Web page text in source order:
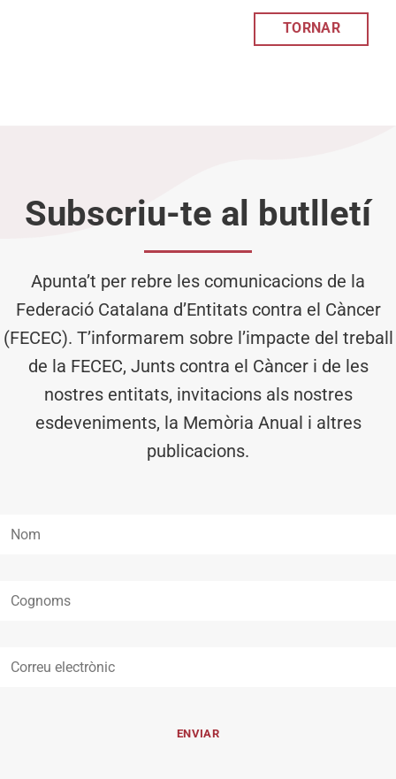
TORNAR
Subscriu-te al butlletí
Apunta’t per rebre les comunicacions de la
Federació Catalana d’Entitats contra el Càncer
(FECEC). T’informarem sobre l’impacte del treball
de la FECEC, Junts contra el Càncer i de les
nostres entitats, invitacions als nostres
esdeveniments, la Memòria Anual i altres
publicacions.